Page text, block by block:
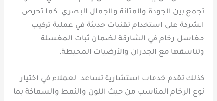
تجمع بين الجودة والمتانة والجمال البصري. كما تحرص
الشركة على استخدام تقنيات حديثة في عملية تركيب
مغاسل رخام في الشارقة لضمان ثبات المغسلة
وتناسقها مع الجدران والأرضيات المحيطة.
كذلك تقدم خدمات استشارية تساعد العملاء في اختيار
نوع الرخام المناسب من حيث اللون والنمط والسماكة بما